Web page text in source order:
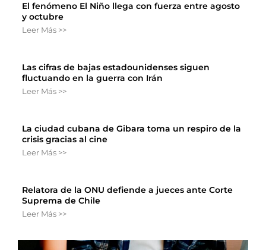
El fenómeno El Niño llega con fuerza entre agosto
y octubre
Leer Más >>
Las cifras de bajas estadounidenses siguen
fluctuando en la guerra con Irán
Leer Más >>
La ciudad cubana de Gibara toma un respiro de la
crisis gracias al cine
Leer Más >>
Relatora de la ONU defiende a jueces ante Corte
Suprema de Chile
Leer Más >>